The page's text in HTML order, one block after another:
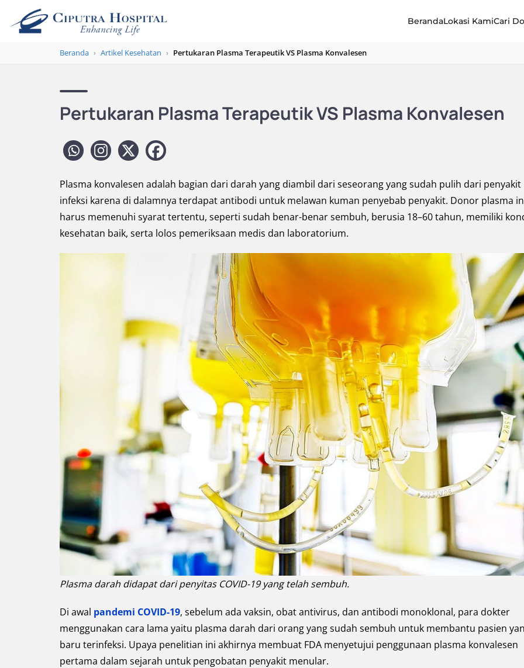
BerandaLokasi KamiCari
Beranda › Artikel Kesehatan › Pertukaran Plasma Terapeutik VS Plasma Konvalesen
Pertukaran Plasma Terapeutik VS Plasma Konvalesen
Plasma konvalesen adalah bagian dari darah yang diambil dari seseorang yang sudah pulih dari penyakit
infeksi karena di dalamnya terdapat antibodi untuk melawan kuman penyebab penyakit. Donor plasma
harus memenuhi syarat tertentu, seperti sudah benar-benar sembuh, berusia 18–60 tahun, memiliki
kesehatan baik, serta lolos pemeriksaan medis dan laboratorium.
Plasma darah didapat dari penyitas COVID-19 yang telah sembuh.
Di awal pandemi COVID-19, sebelum ada vaksin, obat antivirus, dan antibodi monoklonal, para dokter
menggunakan cara lama yaitu plasma darah dari orang yang sudah sembuh untuk membantu pasien
baru terinfeksi. Upaya penelitian ini akhirnya membuat FDA menyetujui penggunaan plasma konvalesen
pertama dalam sejarah untuk pengobatan penyakit menular.